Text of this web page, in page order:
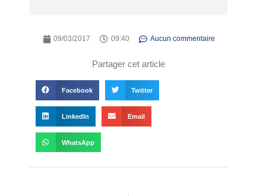
09/03/2017 09:40 Aucun commentaire
Partager cet article
Facebook Twitter
LinkedIn Email
WhatsApp